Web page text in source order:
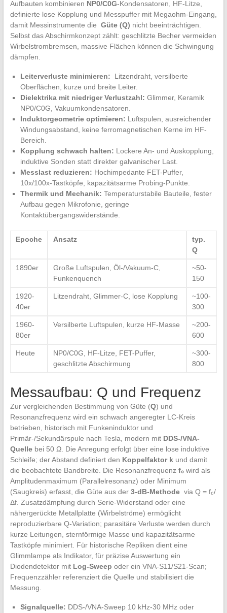
⁢Aufbauten ⁤kombinieren NP0/C0G-Kondensatoren, HF-Litze,
definierte lose Kopplung und Messpuffer ⁣mit Megaohm-Eingang,
​damit ‍Messinstrumente die ‍ Güte (Q) nicht beeinträchtigen.
Selbst das‌ Abschirmkonzept zählt: geschlitzte Becher vermeiden
⁤Wirbelstrombremsen, ⁤massive Flächen können ⁤die Schwingung‍
dämpfen.
Leiterverluste minimieren: ​ Litzendraht, versilberte
Oberflächen, kurze und breite Leiter.
Dielektrika mit⁣ niedriger​ Verlustzahl: ‌Glimmer, Keramik
NP0/C0G, Vakuumkondensatoren.
Induktorgeometrie ​optimieren: Luftspulen, ausreichender⁢
Windungsabstand, keine ⁣ferromagnetischen Kerne ‍im ‌HF-
Bereich.
Kopplung⁤ schwach⁣ halten: Lockere ⁢An- und ‌Auskopplung,
induktive Sonden ‍statt ​direkter⁢ galvanischer Last.
Messlast reduzieren: Hochimpedante FET-Puffer,⁤
10x/100x-Tastköpfe, kapazitätsarme Probing-Punkte.
Thermik und ⁤Mechanik: Temperaturstabile ⁤Bauteile, fester ​
Aufbau gegen ‍Mikrofonie, geringe
Kontaktübergangswiderstände.
Epoche Ansatz
typ.
Q
1890er
Große Luftspulen, Öl-/Vakuum-C, ​
Funkenquench
~50-
150
1920-
40er
Litzendraht, Glimmer-C,⁢ lose ‌Kopplung
~100-
300
1960-
80er
Versilberte Luftspulen, ⁣kurze HF-Masse
~200-
600
Heute
NP0/C0G, HF-Litze, FET-Puffer,
geschlitzte Abschirmung
~300-
800
Messaufbau: ⁣Q und Frequenz
Zur vergleichenden ​Bestimmung von⁣ Güte ​(Q) und
Resonanzfrequenz wird ein schwach angeregter⁣ LC-Kreis
‍betrieben, historisch mit Funkeninduktor und
Primär-/Sekundärspule ​nach Tesla, modern‌ mit DDS-/VNA-
Quellebei‌ 50⁤ Ω. Die Anregung erfolgt über⁣ eine‌ lose⁢ induktive‍
Schleife; ​der Abstand⁤ definiert ​den Koppelfaktor kund damit
‍die beobachtete Bandbreite. ⁢Die ⁢Resonanzfrequenz⁢ f₀wird als
Amplitudenmaximum (Parallelresonanz) oder Minimum
(Saugkreis) erfasst,‍ die Güte aus der 3‑dB‑Methode​ via Q⁣ = f₀/
Δf. Zusatzdämpfung⁢ durch Serie-Widerstand oder eine⁤
nähergerückte⁤ Metallplatte (Wirbelströme)⁢ ermöglicht
reproduzierbare Q‑Variation; parasitäre⁤ Verluste ⁤werden durch
kurze​ Leitungen, ⁣sternförmige⁤ Masse ‍und kapazitätsarme
Tastköpfe minimiert. Für historische Repliken ‌dient eine
Glimmlampe als Indikator,‌ für präzise Auswertung ein ​
Diodendetektor mit⁢ Log‑Sweep ​oder ein VNA‑S11/S21‑Scan;⁣
Frequenzzähler referenziert die Quelle und‍ stabilisiert die
Messung.
Signalquelle: ⁣DDS-/VNA-Sweep 10 kHz-30​ MHz oder